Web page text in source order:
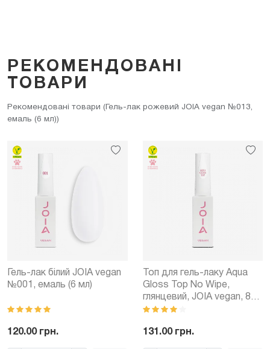
РЕКОМЕНДОВАНІ
ТОВАРИ
Рекомендовані товари (Гель-лак рожевий JOIA vegan №013,
емаль (6 мл))
Гель-лак білий JOIA vegan
№001, емаль (6 мл)
120.00 грн.
Топ для гель-лаку Aqua
Gloss Top No Wipe,
глянцевий, JOIA vegan, 8
мл
131.00 грн.